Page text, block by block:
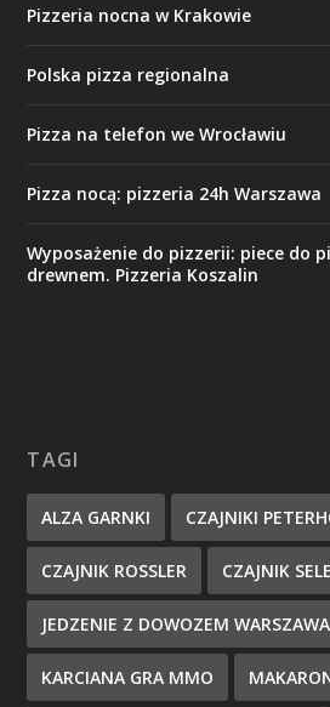
Pizzeria nocna w Krakowie
Polska pizza regionalna
Pizza na telefon we Wrocławiu
Pizza nocą: pizzeria 24h Warszawa
Wyposażenie do pizzerii: piece do
drewnem. Pizzeria Koszalin
TAGI
ALZA GARNKI CZAJNIKI
CZAJNIK ROSSLER CZAJNIK
JEDZENIE Z DOWOZEM WARSZAWA
KARCIANA GRA MMO